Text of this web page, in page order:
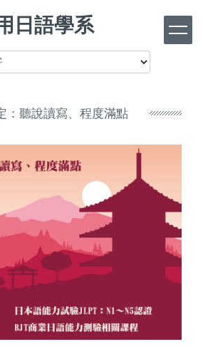
日語學系
：聽說讀寫、程度滿點